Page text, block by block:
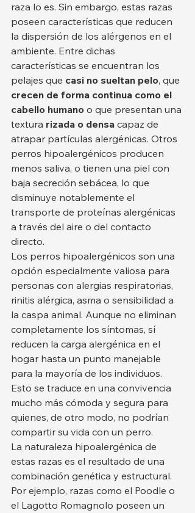
raza lo es. Sin embargo, estas razas
poseen características que reducen
la dispersión de los alérgenos en el
ambiente. Entre dichas
características se encuentran los
pelajes que casi no sueltan pelo, que
crecen de forma continua como el
cabello humano o que presentan una
textura rizada o densa capaz de
atrapar partículas alergénicas. Otros
perros hipoalergénicos producen
menos saliva, o tienen una piel con
baja secreción sebácea, lo que
disminuye notablemente el
transporte de proteínas alergénicas
a través del aire o del contacto
directo.
Los perros hipoalergénicos son una
opción especialmente valiosa para
personas con alergias respiratorias,
rinitis alérgica, asma o sensibilidad a
la caspa animal. Aunque no eliminan
completamente los síntomas, sí
reducen la carga alergénica en el
hogar hasta un punto manejable
para la mayoría de los individuos.
Esto se traduce en una convivencia
mucho más cómoda y segura para
quienes, de otro modo, no podrían
compartir su vida con un perro.
La naturaleza hipoalergénica de
estas razas es el resultado de una
combinación genética y estructural.
Por ejemplo, razas como el Poodle o
el Lagotto Romagnolo poseen un